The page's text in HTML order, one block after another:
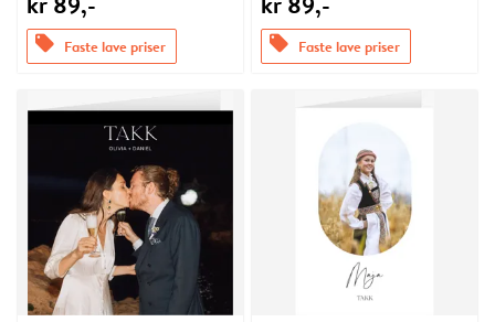
offers Faste lave priser offers Faste lave priser